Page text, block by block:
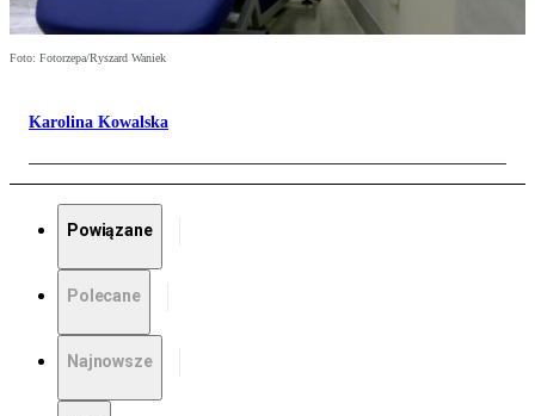
Foto: Fotorzepa/Ryszard Waniek
Karolina Kowalska
Powiązane
Polecane
Najnowsze